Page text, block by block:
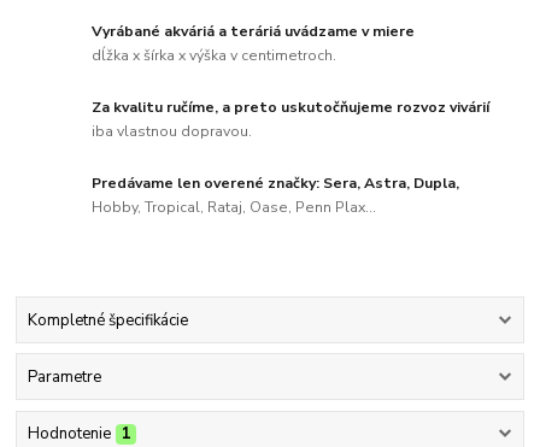
Vyrábané akváriá a teráriá uvádzame v miere
dĺžka x šírka x výška v centimetroch.
Za kvalitu ručíme, a preto uskutočňujeme rozvoz vivárií
iba vlastnou dopravou.
Predávame len overené značky: Sera, Astra, Dupla,
Hobby, Tropical, Rataj, Oase, Penn Plax...
Kompletné špecifikácie
Parametre
Hodnotenie 1